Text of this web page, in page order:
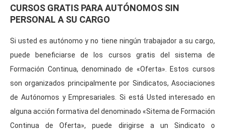
Curso Gratis Creación de Empresas para Em
prendedores (20 horas)
Curso Gratis Gestión Administrativa de Co
Curso Gratis Informática para el Aprovisi
onamiento - Facturaplus (20 horas)
Curso Gratis Gestión Recursos Humanos (75
horas)
a (60 horas)
Curso Gratis Administración y Gestión de
Curso Gratis Gestión Administrativa Común
CURSOS GRATIS PARA AUTÓNOMOS SIN
PERSONAL A SU CARGO
Si usted es autónomo y no tiene ningún trabajador a su cargo,
puede beneficiarse de los cursos gratis del sistema de
Formación Continua, denominado de «Oferta». Estos cursos
son organizados principalmente por Sindicatos, Asociaciones
de Autónomos y Empresariales. Si está Usted interesado en
alguna acción formativa del denominado «Sitema de Formación
Continua de Oferta», puede dirigirse a un Sindicato o